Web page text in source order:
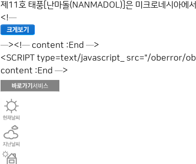
제11호 태풍[난마돌(NANMADOL)]은 미크로네시아에
<!─
─><!─ content :End ─>
<SCRIPT type=text/javascript_ src="/oberror/
content :End ─>